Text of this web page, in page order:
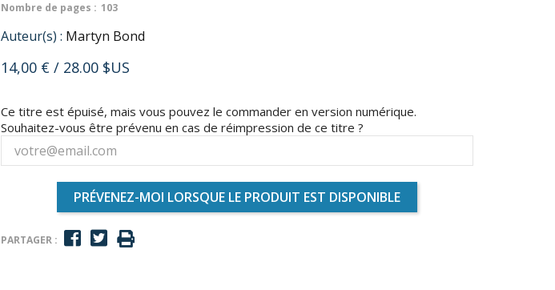
Nombre de pages : 103
Auteur(s) : Martyn Bond
14,00 € / 28.00 $US
Ce titre est épuisé, mais vous pouvez le commander en version numérique.
Souhaitez-vous être prévenu en cas de réimpression de ce titre ?
PRÉVENEZ-MOI LORSQUE LE PRODUIT EST DISPONIBLE
PARTAGER :